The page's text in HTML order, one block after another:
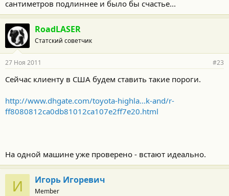
сантиметров подлиннее и было бы счастье...
RoadLASER
Статский советчик
27 Ноя 2011 #23
Сейчас клиенту в США будем ставить такие пороги.
http://www.dhgate.com/toyota-highla...k-and/r-
ff8080812ca0db81012ca107e2ff7e20.html
На одной машине уже проверено - встают идеально.
И Игорь Игоревич
Member